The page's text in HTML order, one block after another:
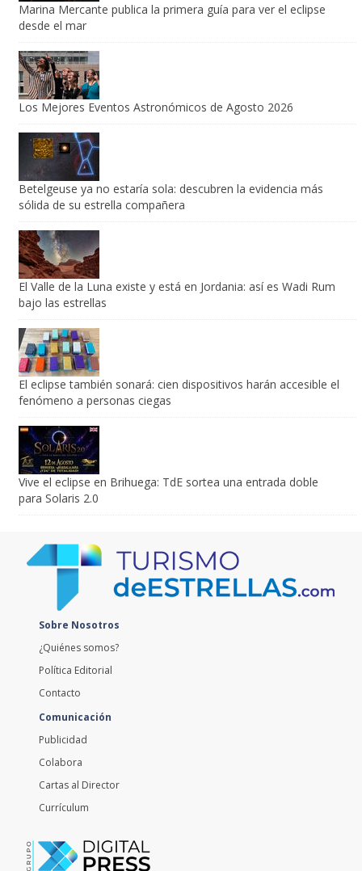
Marina Mercante publica la primera guía para ver el eclipse
desde el mar
Los Mejores Eventos Astronómicos de Agosto 2026
Betelgeuse ya no estaría sola: descubren la evidencia más
sólida de su estrella compañera
El Valle de la Luna existe y está en Jordania: así es Wadi Rum
bajo las estrellas
El eclipse también sonará: cien dispositivos harán accesible el
fenómeno a personas ciegas
Vive el eclipse en Brihuega: TdE sortea una entrada doble
para Solaris 2.0
Sobre Nosotros
¿Quiénes somos?
Política Editorial
Contacto
Comunicación
Publicidad
Colabora
Cartas al Director
Currículum